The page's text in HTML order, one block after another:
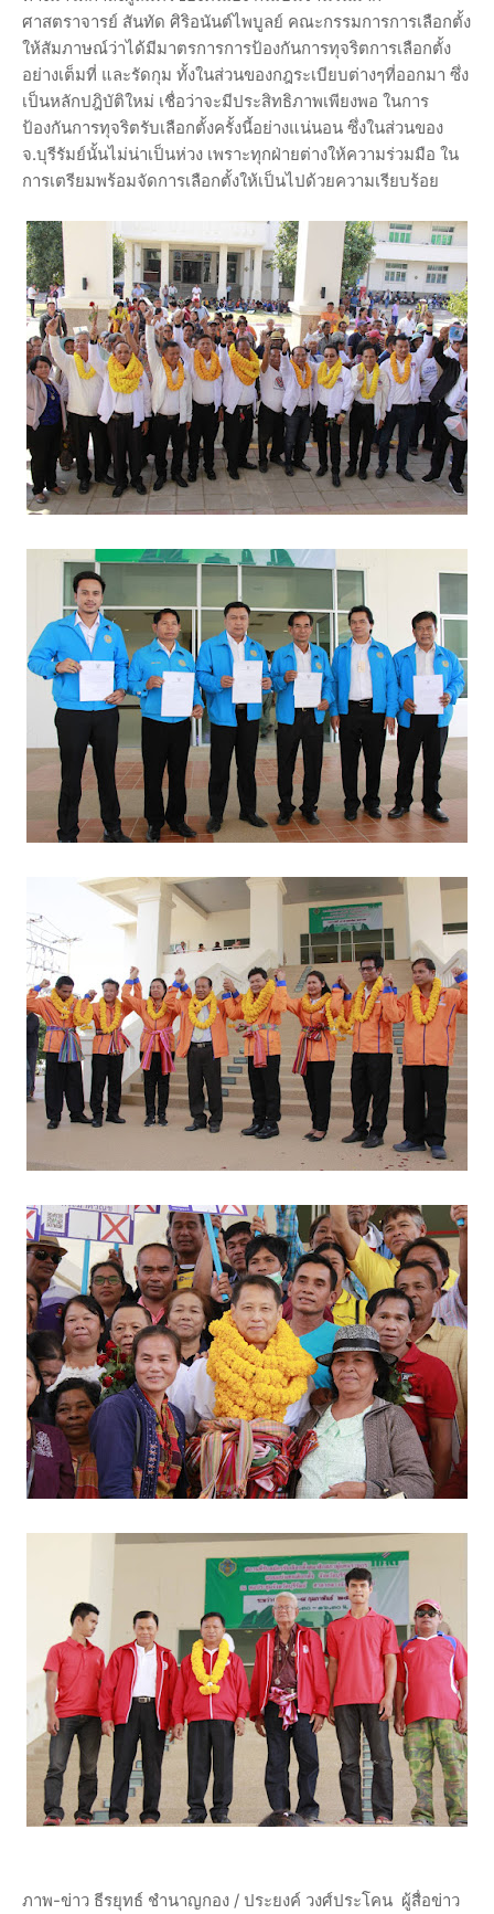
ศาสตราจารย์ สันทัด ศิริอนันต์ไพบูลย์ คณะกรรมการการเลือกตั้ง
ให้สัมภาษณ์ว่าได้มีมาตรการการป้องกันการทุจริตการเลือกตั้ง
อย่างเต็มที่ และรัดกุม ทั้งในส่วนของกฎระเบียบต่างๆที่ออกมา ซึ่ง
เป็นหลักปฎิบัติใหม่ เชื่อว่าจะมีประสิทธิภาพเพียงพอ ในการ
ป้องกันการทุจริตรับเลือกตั้งครั้งนี้อย่างแน่นอน ซึ่งในส่วนของ
จ.บุรีรัมย์นั้นไม่น่าเป็นห่วง เพราะทุกฝ่ายต่างให้ความร่วมมือ ใน
การเตรียมพร้อมจัดการเลือกตั้งให้เป็นไปด้วยความเรียบร้อย
ภาพ-ข่าว ธีรยุทธ์ ชำนาญกอง / ประยงค์ วงศ์ประโคน ผู้สื่อข่าว